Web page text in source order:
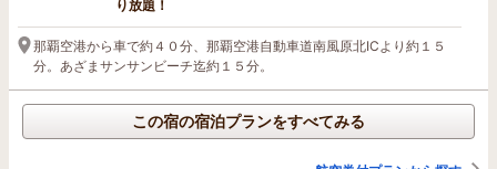
り放題！
那覇空港から車で約４０分、那覇空港自動車道南風原北ICより約１５
分。あざまサンサンビーチ迄約１５分。
この宿の宿泊プランをすべてみる